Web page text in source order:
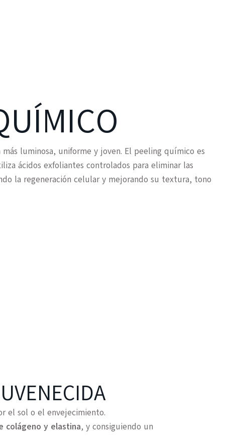
luminosa, uniforme y joven. El peeling químico es
ácidos exfoliantes controlados para eliminar las
la regeneración celular y mejorando su textura, tono
el sol o el envejecimiento.
colágeno y elastina, y consiguiendo un